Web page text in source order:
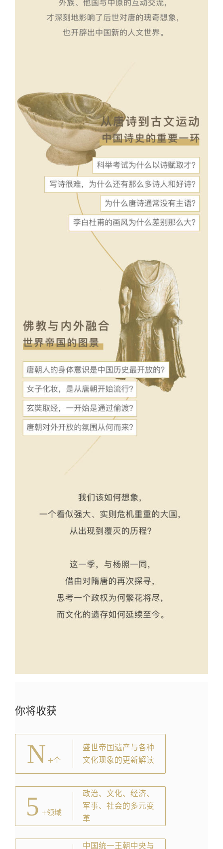
你将收获
N +个
盛世帝国遗产与各种
文化现象的更新解读
5 +领域
政治、文化、经济、
军事、社会的多元变
革
中国统一王朝中央与